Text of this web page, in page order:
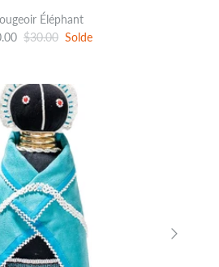
Éléphant
$30.00 Solde